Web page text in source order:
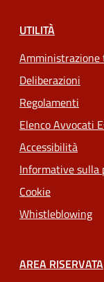
UTILITÀ
Deliberazioni
Regolamenti
Elenco Avvocati
Accessibilità
Informative sulla
Cookie
Whistleblowing
AREA RISERVATA